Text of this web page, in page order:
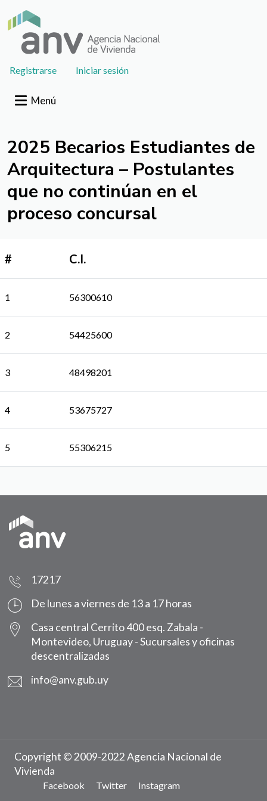
User
menu
Registrarse Iniciar sesión
Menú
2025 Becarios Estudiantes de
Arquitectura – Postulantes
que no continúan en el
proceso concursal
# C.I.
1 56300610
2 54425600
3 48498201
4 53675727
5 55306215
17217
De lunes a viernes de 13 a 17 horas
Casa central Cerrito 400 esq. Zabala -
Montevideo, Uruguay -Sucursales y oficinas
descentralizadas
info@anv.gub.uy
Copyright © 2009-2022 Agencia Nacional de
Vivienda
Facebook Twitter Instagram